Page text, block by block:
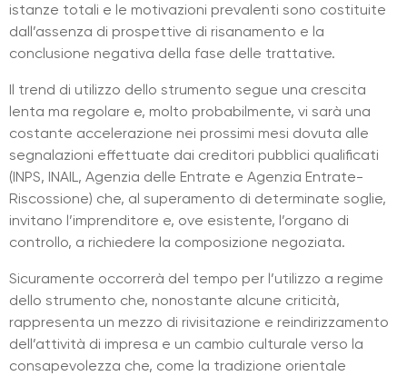
istanze totali e le motivazioni prevalenti sono costituite
dall’assenza di prospettive di risanamento e la
conclusione negativa della fase delle trattative.
Il trend di utilizzo dello strumento segue una crescita
lenta ma regolare e, molto probabilmente, vi sarà una
costante accelerazione nei prossimi mesi dovuta alle
segnalazioni effettuate dai creditori pubblici qualificati
(INPS, INAIL, Agenzia delle Entrate e Agenzia Entrate-
Riscossione) che, al superamento di determinate soglie,
invitano l’imprenditore e, ove esistente, l’organo di
controllo, a richiedere la composizione negoziata.
Sicuramente occorrerà del tempo per l’utilizzo a regime
dello strumento che, nonostante alcune criticità,
rappresenta un mezzo di rivisitazione e reindirizzamento
dell’attività di impresa e un cambio culturale verso la
consapevolezza che, come la tradizione orientale